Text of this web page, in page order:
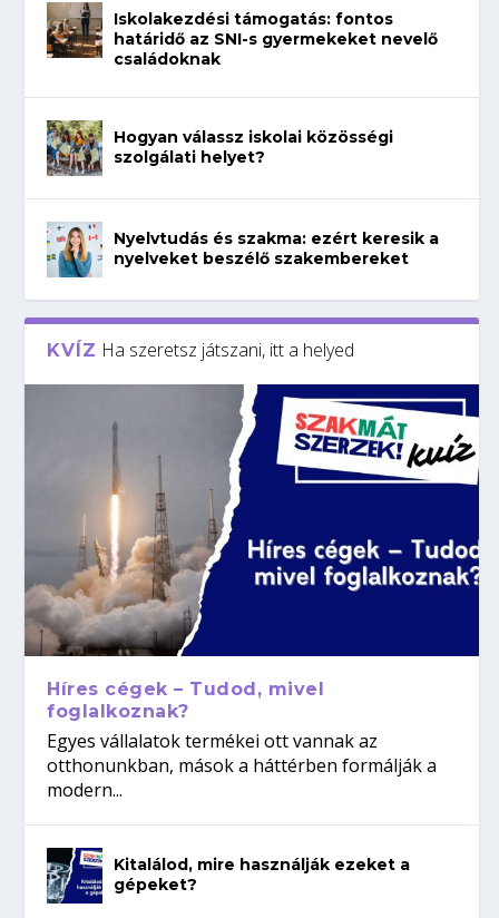
Iskolakezdési támogatás: fontos
határidő az SNI-s gyermekeket nevelő
családoknak
Hogyan válassz iskolai közösségi
szolgálati helyet?
Nyelvtudás és szakma: ezért keresik a
nyelveket beszélő szakembereket
KVÍZ Ha szeretsz játszani, itt a helyed
Híres cégek – Tudod, mivel
foglalkoznak?
Egyes vállalatok termékei ott vannak az
otthonunkban, mások a háttérben formálják a
modern...
Kitalálod, mire használják ezeket a
gépeket?